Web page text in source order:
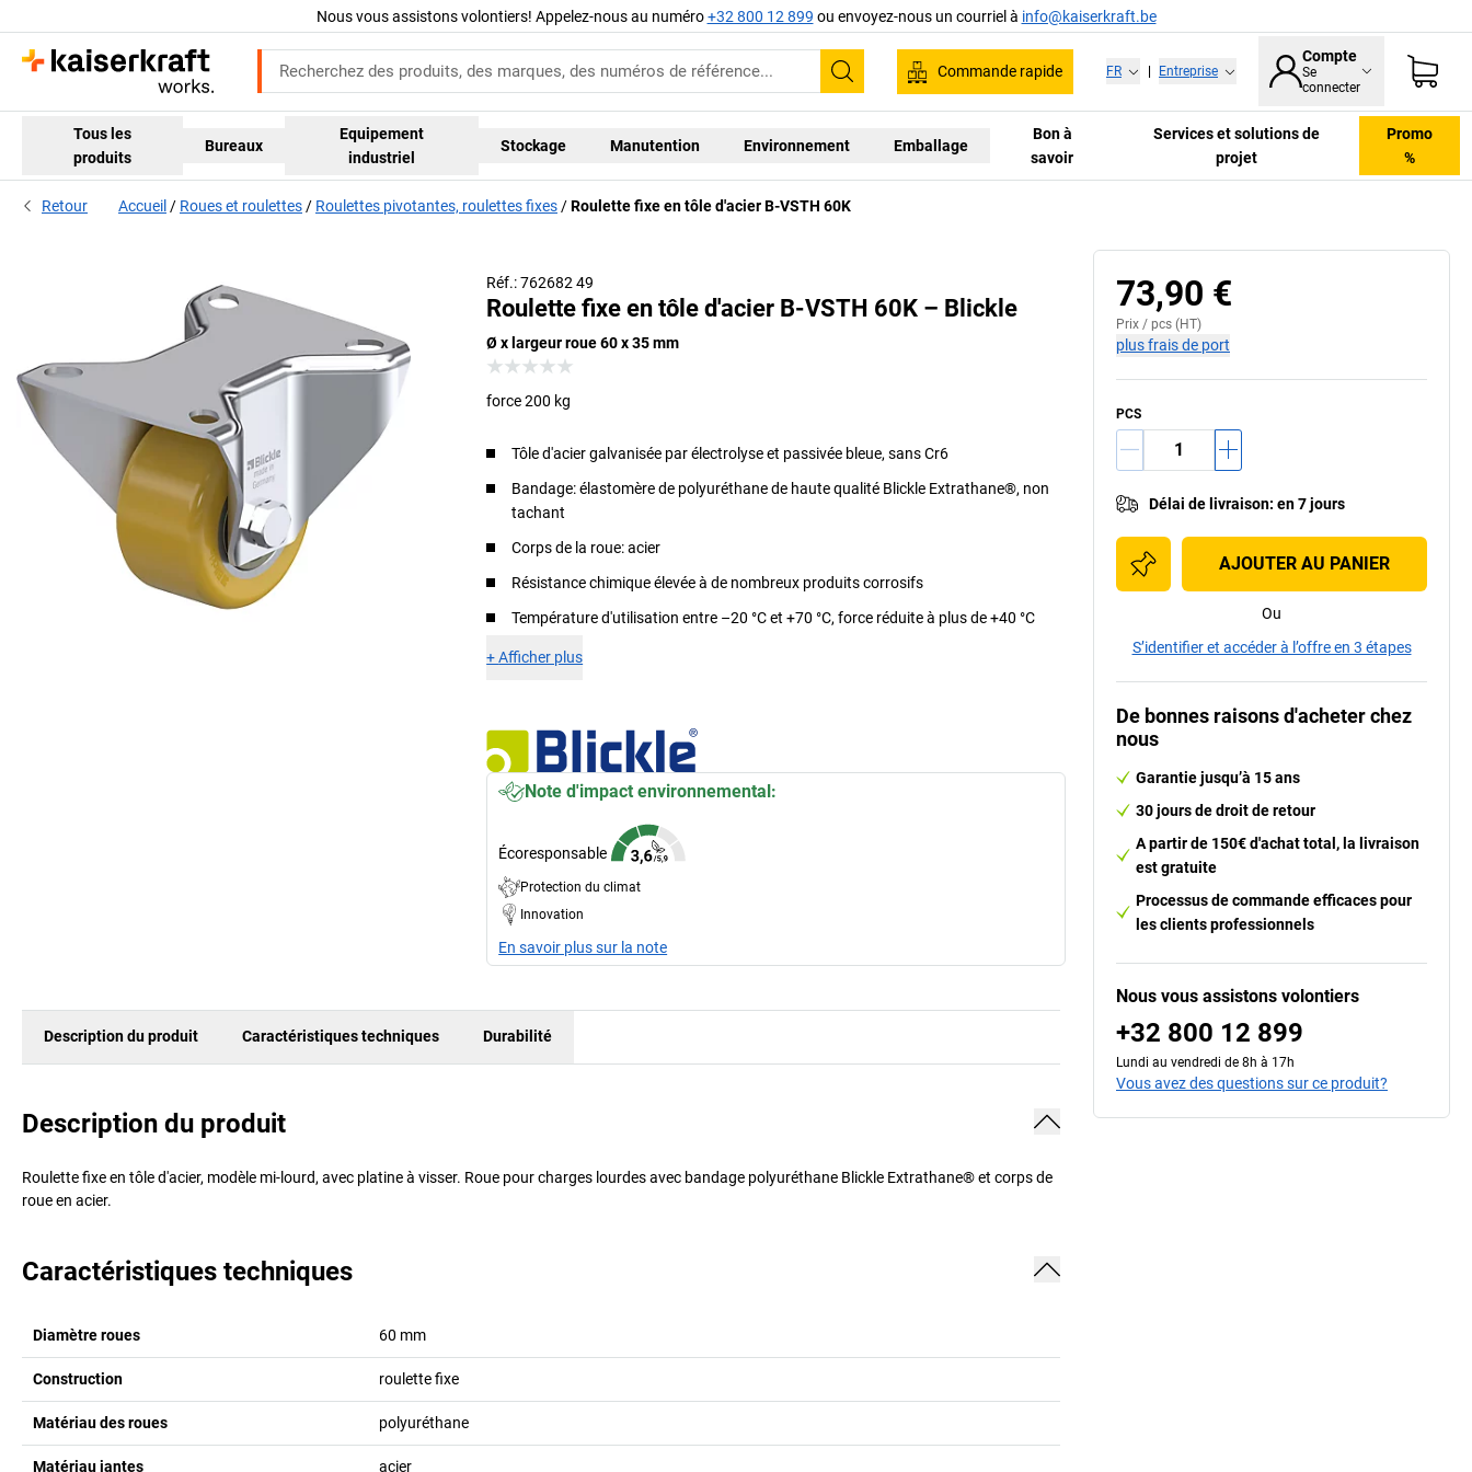
Nous vous assistons volontiers! Appelez-nous au numéro+32 800 12 899 ou envoyez-nous un courriel à info@kaiserkraft.be
Recherche
Commande rapide FR Entreprise
Compte
Se
connecter
Tous les
produits
Bureaux
Equipement
industriel
Stockage Manutention Environnement Emballage
Bon à
savoir
Services et solutions de
projet
Promo
%
Retour Accueil Roues et roulettes Roulettes pivotantes, roulettes fixes Roulette fixe en tôle d'acier B-VSTH 60K
Réf.: 762682 49
Roulette fixe en tôle d'acier B-VSTH 60K – Blickle
Ø x largeur roue 60 x 35 mm
force 200 kg
Tôle d'acier galvanisée par électrolyse et passivée bleue, sans Cr6
Bandage: élastomère de polyuréthane de haute qualité Blickle Extrathane®, non
tachant
Corps de la roue: acier
Résistance chimique élevée à de nombreux produits corrosifs
Température d'utilisation entre –20 °C et +70 °C, force réduite à plus de +40 °C
+Afficher plus
Note d'impact environnemental:
Écoresponsable
Protection du climat
Innovation
En savoir plus sur la note
Description du produit Caractéristiques techniques Durabilité
Description du produit
Roulette fixe en tôle d'acier, modèle mi-lourd, avec platine à visser. Roue pour charges lourdes avec bandage polyuréthane Blickle Extrathane® et corps de
roue en acier.
Caractéristiques techniques
Diamètre roues 60 mm
Construction roulette fixe
Matériau des roues polyuréthane
Matériau jantes acier
73,90 €
Prix / pcs (HT)
plus frais de port
PCS
Délai de livraison: en 7 jours
AJOUTER AU PANIER
Ou
S’identifier et accéder à l’offre en 3 étapes
De bonnes raisons d'acheter chez
nous
Garantie jusqu’à 15 ans
30 jours de droit de retour
A partir de 150€ d'achat total, la livraison
est gratuite
Processus de commande efficaces pour
les clients professionnels
Nous vous assistons volontiers
+32 800 12 899
Lundi au vendredi de 8h à 17h
Vous avez des questions sur ce produit?